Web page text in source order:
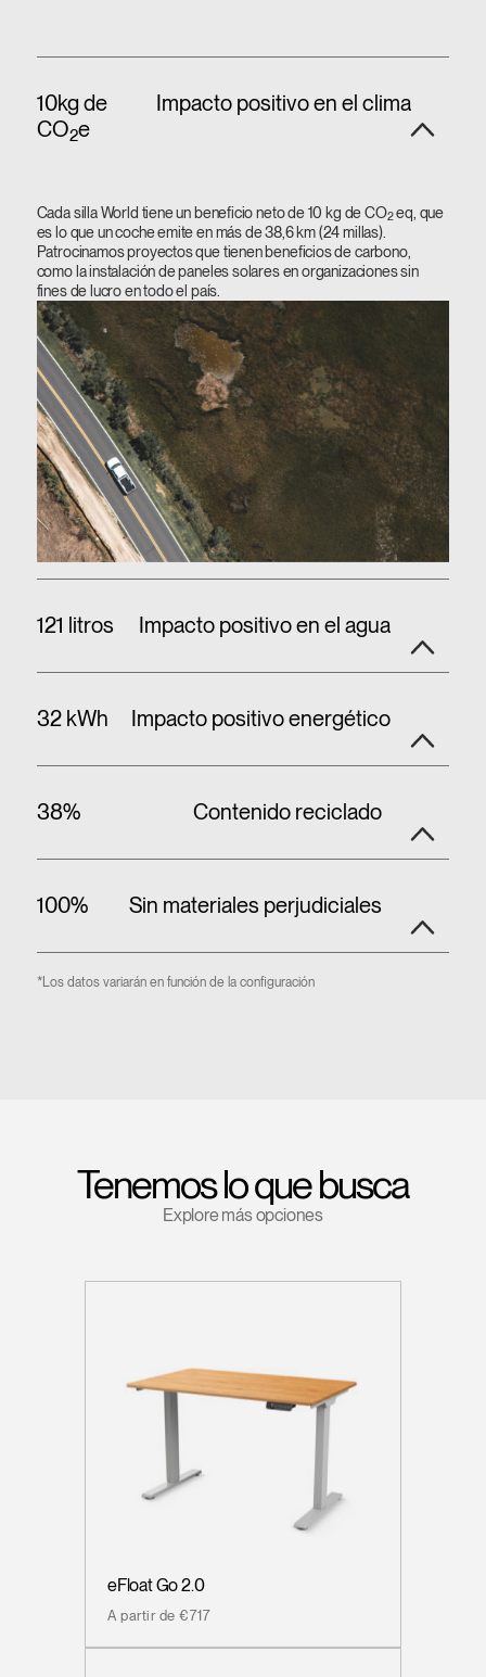
10kg de
CO2e
Impacto positivo en el clima
Cada silla World tiene un beneficio neto de 10 kg de CO2eq, que
es lo que un coche emite en más de 38,6 km (24 millas).
Patrocinamos proyectos que tienen beneficios de carbono,
como la instalación de paneles solares en organizaciones sin
fines de lucro en todo el país.
121 litros Impacto positivo en el agua
32 kWh Impacto positivo energético
38% Contenido reciclado
100% Sin materiales perjudiciales
*Los datos variarán en función de la configuración
Tenemos lo que busca
Explore más opciones
eFloat Go 2.0
A partir de €717